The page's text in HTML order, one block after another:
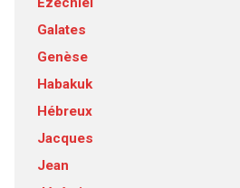
Galates
Genèse
Habakuk
Hébreux
Jacques
Jean